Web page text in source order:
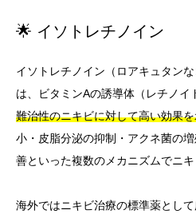
🌟 イソトレチノイン
イソトレチノイン（ロアキュタン
は、ビタミンAの誘導体（レチノイ
難治性のニキビに対して高い効果
小・皮脂分泌の抑制・アクネ菌の
善といった複数のメカニズムでニキ
海外ではニキビ治療の標準薬として